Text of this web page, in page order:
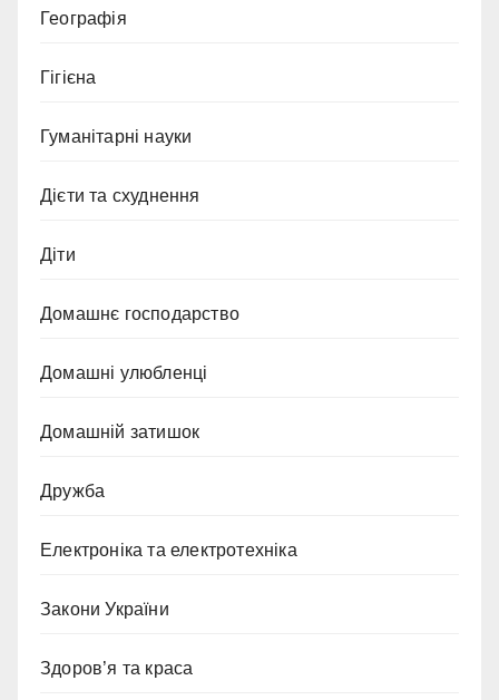
Географія
Гігієна
Гуманітарні науки
Дієти та схуднення
Діти
Домашнє господарство
Домашні улюбленці
Домашній затишок
Дружба
Електроніка та електротехніка
Закони України
Здоров’я та краса